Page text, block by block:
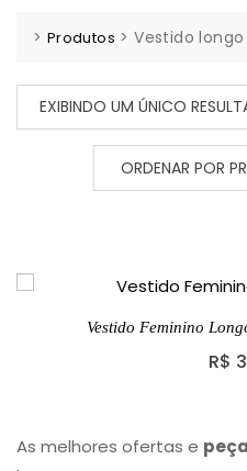
> Produtos >Vestido
EXIBINDO UM ÚNICO
Vestido Feminino
R$
As melhores ofertas e